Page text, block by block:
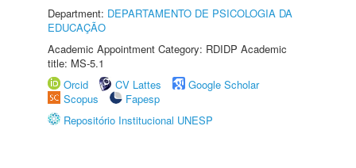
Department: DEPARTAMENTO DE PSICOLOGIA DA
EDUCAÇÃO
Academic Appointment Category: RDIDP Academic
title: MS-5.1
Orcid
CV Lattes
Google Scholar
Scopus
Fapesp
Repositório Institucional UNESP